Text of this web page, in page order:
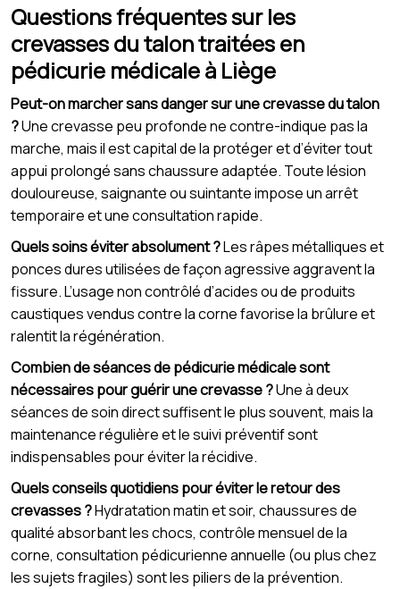
Questions fréquentes sur les
crevasses du talon traitées en
pédicurie médicale à Liège
Peut-on marcher sans danger sur une crevasse du talon
?Une crevasse peu profonde ne contre-indique pas la
marche, mais il est capital de la protéger et d’éviter tout
appui prolongé sans chaussure adaptée. Toute lésion
douloureuse, saignante ou suintante impose un arrêt
temporaire et une consultation rapide.
Quels soins éviter absolument ?Les râpes métalliques et
ponces dures utilisées de façon agressive aggravent la
fissure. L’usage non contrôlé d’acides ou de produits
caustiques vendus contre la corne favorise la brûlure et
ralentit la régénération.
Combien de séances de pédicurie médicale sont
nécessaires pour guérir une crevasse ?Une à deux
séances de soin direct suffisent le plus souvent, mais la
maintenance régulière et le suivi préventif sont
indispensables pour éviter la récidive.
Quels conseils quotidiens pour éviter le retour des
crevasses ?Hydratation matin et soir, chaussures de
qualité absorbant les chocs, contrôle mensuel de la
corne, consultation pédicurienne annuelle (ou plus chez
les sujets fragiles) sont les piliers de la prévention.